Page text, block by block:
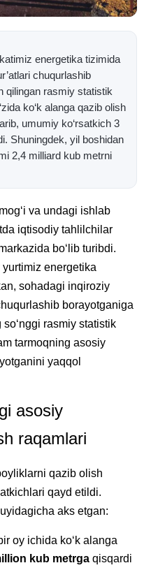
energetika tizimida
chuqurlashib
qilingan rasmiy statistik
ko‘k alanga qazib olish
umumiy ko‘rsatkich 3
Shuningdek, yil boshidan
2,4 milliard kub metrni
va undagi ishlab
iqtisodiy tahlilchilar
bo‘lib turibdi.
yurtimiz energetika
sohadagi inqiroziy
borayotganiga
so‘nggi rasmiy statistik
tarmoqning asosiy
yaqqol
asosiy
raqamlari
qazib olish
qayd etildi.
aks etgan:
oy ichida ko‘k alanga
kub metrga qisqardi